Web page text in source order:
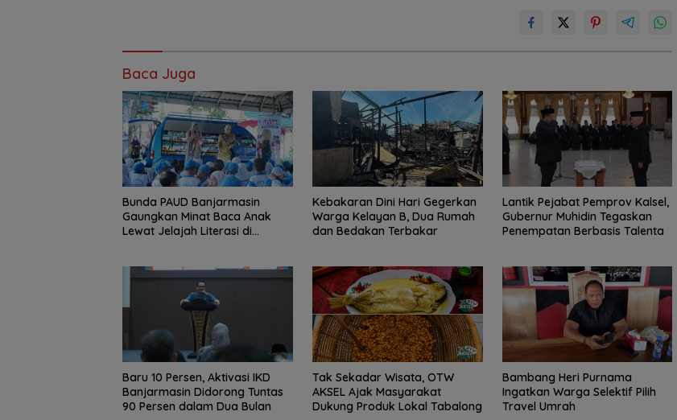
Baca Juga
Bunda PAUD Banjarmasin
Gaungkan Minat Baca Anak
Lewat Jelajah Literasi di
Kebakaran Dini Hari Gegerkan
Warga Kelayan B, Dua Rumah
dan Bedakan Terbakar
Lantik Pejabat Pemprov Kalsel,
Gubernur Muhidin Tegaskan
Penempatan Berbasis Talenta
Baru 10 Persen, Aktivasi IKD
Banjarmasin Didorong Tuntas
90 Persen dalam Dua Bulan
Tak Sekadar Wisata, OTW
AKSEL Ajak Masyarakat
Dukung Produk Lokal Tabalong
Bambang Heri Purnama
Ingatkan Warga Selektif Pilih
Travel Umrah